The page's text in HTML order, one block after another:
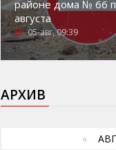
районе дома № 66
августа
05-авг, 09:39
АРХИВ
«